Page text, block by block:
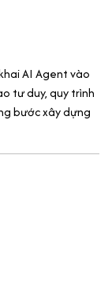
AI Agent vào
tư duy, quy trình
bước xây dựng